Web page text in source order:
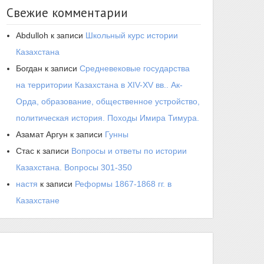
Свежие комментарии
Abdulloh к записи Школьный курс истории
Казахстана
Богдан к записи Средневековые государства
на территории Казахстана в XIV-XV вв.. Ак-
Орда, образование, общественное устройство,
политическая история. Походы Имира Тимура.
Азамат Аргун к записи Гунны
Стас к записи Вопросы и ответы по истории
Казахстана. Вопросы 301-350
настя к записи Реформы 1867-1868 гг. в
Казахстане